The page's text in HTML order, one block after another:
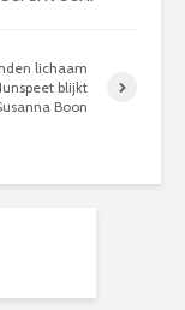
lichaam
blijkt
Boon